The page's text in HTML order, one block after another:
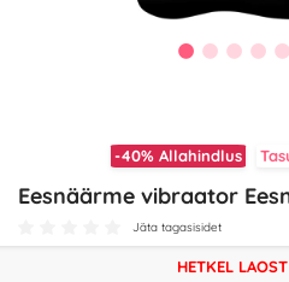
-40% Allahindlus
Eesnäärme vibraator
Jäta tagasisidet
HETKEL